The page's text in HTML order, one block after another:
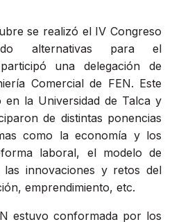
se realizó el IV Congreso
alternativas para el
una delegación de
Comercial de FEN. Este
la Universidad de Talca y
de distintas ponencias
como la economía y los
laboral, el modelo de
las innovaciones y retos del
emprendimiento, etc.
estuvo conformada por los